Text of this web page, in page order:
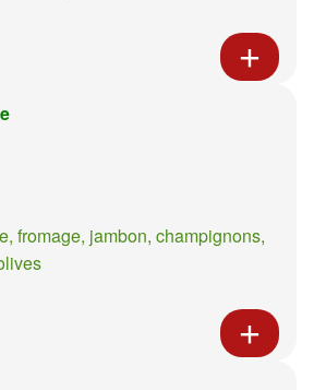
fromage, jambon, champignons,